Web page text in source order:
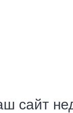
сайт